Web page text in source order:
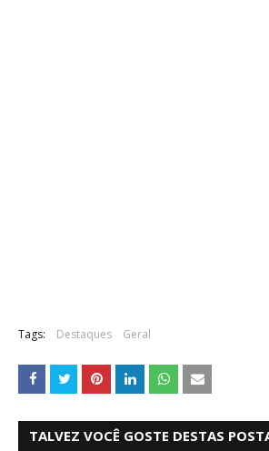
Tags: Destaques Geral
TALVEZ VOCÊ GOSTE DESTAS